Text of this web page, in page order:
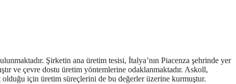
Şirketin ana üretim tesisi, İtalya’nın Piacenza şehrinde yer
ve çevre dostu üretim yöntemlerine odaklanmaktadır. Askoll,
için üretim süreçlerini de bu değerler üzerine kurmuştur.